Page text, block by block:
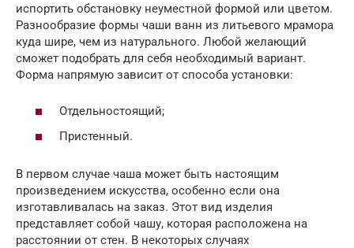
испортить обстановку неуместной формой или цветом.
Разнообразие формы чаши ванн из литьевого мрамора
куда шире, чем из натурального. Любой желающий
сможет подобрать для себя необходимый вариант.
Форма напрямую зависит от способа установки:
Отдельностоящий;
Пристенный.
В первом случае чаша может быть настоящим
произведением искусства, особенно если она
изготавливалась на заказ. Этот вид изделия
представляет собой чашу, которая расположена на
расстоянии от стен. В некоторых случаях